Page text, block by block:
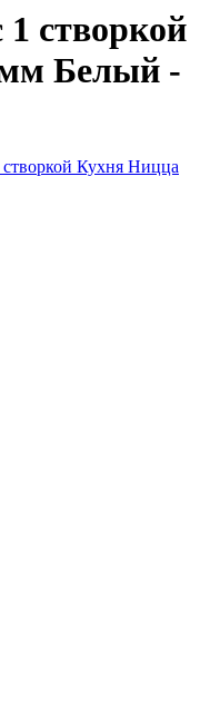
створкой
Белый -